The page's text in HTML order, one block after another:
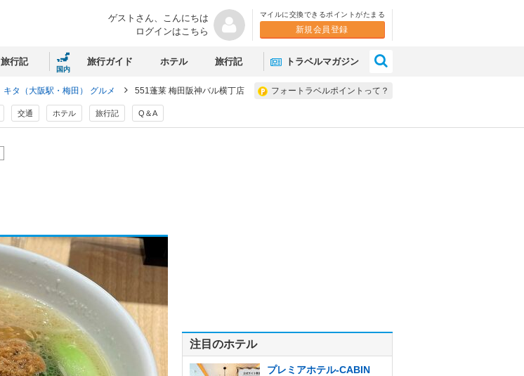
ゲストさん、 こんにちは
ログインはこちら
マイルに交換できるポイントがたまる
新規会員登録
旅行記
国内
旅行ガイド ホテル 旅行記 トラベルマガジン
フォートラベルポイントって？
キタ（大阪駅・梅田） グルメ 551蓬莱 梅田阪神バル横丁店
交通 ホテル 旅行記 Q＆A
注目のホテル
プレミアホテル-CABIN